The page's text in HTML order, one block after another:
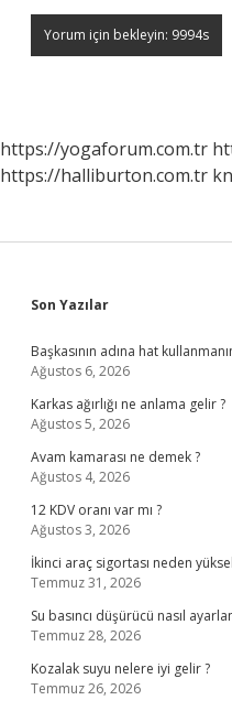
https://yogaforum.com.tr
https://halliburton.com.tr
Sidebar
Son Yazılar
Başkasının adına hat
Ağustos 6, 2026
Karkas ağırlığı ne anlama gelir ?
Ağustos 5, 2026
Avam kamarası ne demek ?
Ağustos 4, 2026
12 KDV oranı var mı ?
Ağustos 3, 2026
İkinci araç sigortası neden
Temmuz 31, 2026
Su basıncı düşürücü nasıl
Temmuz 28, 2026
Kozalak suyu nelere iyi gelir ?
Temmuz 26, 2026